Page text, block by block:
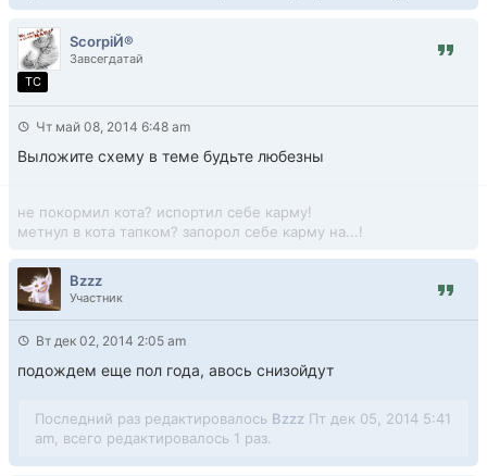
ScorpiЙ®
Завсегдатай
TC
Чт май 08, 2014 6:48 am
Выложите схему в теме будьте любезны
не покормил кота? испортил себе карму!
метнул в кота тапком? запорол себе карму на...!
Bzzz
Участник
Вт дек 02, 2014 2:05 am
подождем еще пол года, авось снизойдут
Последний раз редактировалось Bzzz Пт дек 05, 2014 5:41
am, всего редактировалось 1 раз.